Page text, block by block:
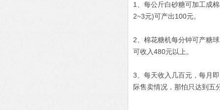
1、每公斤白砂糖可加工成
2~3元)可产出100元。
2、棉花糖机每分钟可产糖
可收入480元以上。
3、每天收入几百元，每月
际售卖情况，那怕只达到五